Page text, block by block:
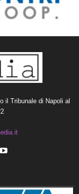
il Tribunale di Napoli al